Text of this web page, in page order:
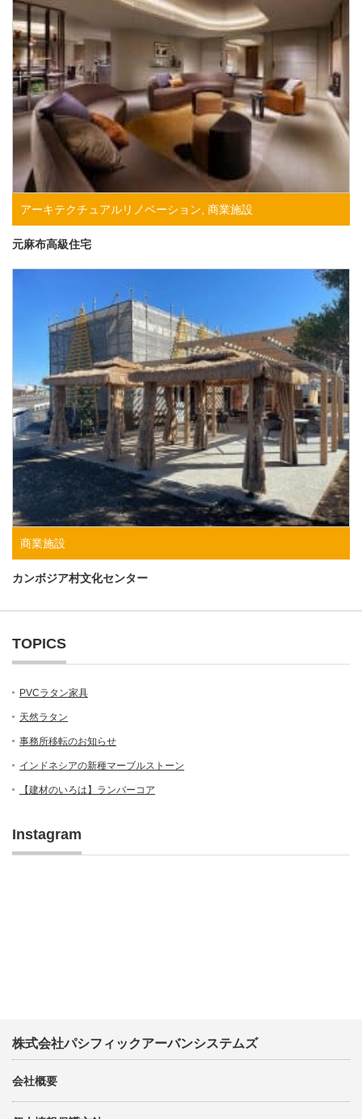
アーキテクチュアルリノベーション 商業施設
元麻布高級住宅
商業施設
カンボジア村文化センター
TOPICS
PVCラタン家具
天然ラタン
事務所移転のお知らせ
インドネシアの新種マーブルストーン
【建材のいろは】ランバーコア
Instagram
株式会社パシフィックアーバンシステムズ
会社概要